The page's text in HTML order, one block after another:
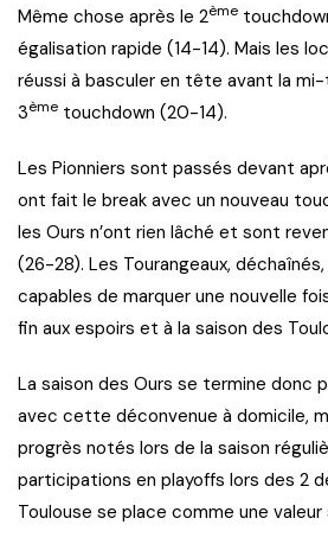
Même chose après le 2ème
égalisation rapide (14-14). Mais les
réussi à basculer en tête avant la
3ème touchdown (20-14).
Les Pionniers sont passés devant
ont fait le break avec un nouveau
les Ours n’ont rien lâché et sont
(26-28). Les Tourangeaux,
capables de marquer une nouvelle
fin aux espoirs et à la saison des
La saison des Ours se termine donc
avec cette déconvenue à domicile,
progrès notés lors de la saison
participations en playoffs lors des 2
Toulouse se place comme une